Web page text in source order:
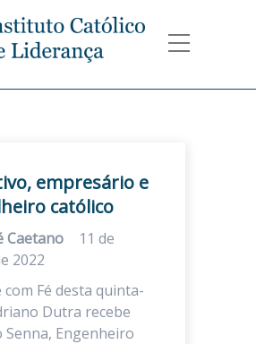
empresário e
católico
Caetano
11 de
2022
com Fé desta quinta-
Dutra recebe
Senna, Engenheiro